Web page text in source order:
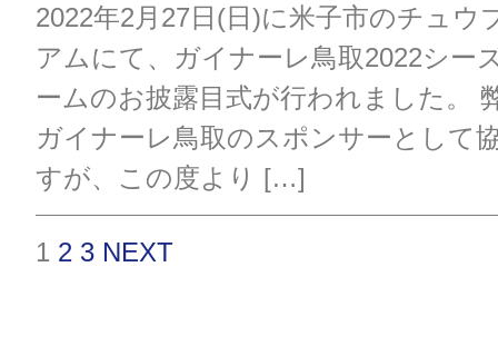
2022年2月27日(日)に米子市のチュウ
アムにて、ガイナーレ鳥取2022シー
ームのお披露目式が行われました。
ガイナーレ鳥取のスポンサーとして
すが、この度より […]
投
1 2 3 NEXT